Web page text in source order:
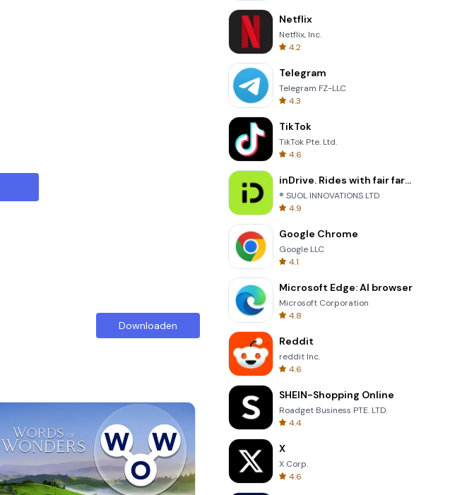
Downloaden
Netflix
Netflix, Inc.
4.2
Telegram
Telegram FZ-LLC
4.3
TikTok
TikTok Pte. Ltd.
4.6
inDrive. Rides with fair fares
® SUOL INNOVATIONS LTD
4.9
Google Chrome
Google LLC
4.1
Microsoft Edge: AI browser
Microsoft Corporation
4.8
Reddit
reddit Inc.
4.6
SHEIN-Shopping Online
Roadget Business PTE. LTD.
4.4
X
X Corp.
4.6